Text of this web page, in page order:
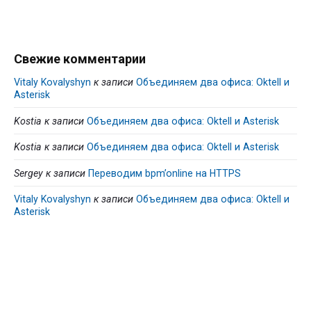
Свежие комментарии
Vitaly Kovalyshyn к записи Объединяем два офиса: Oktell и
Asterisk
Kostia к записи Объединяем два офиса: Oktell и Asterisk
Kostia к записи Объединяем два офиса: Oktell и Asterisk
Sergey к записи Переводим bpm’online на HTTPS
Vitaly Kovalyshyn к записи Объединяем два офиса: Oktell и
Asterisk